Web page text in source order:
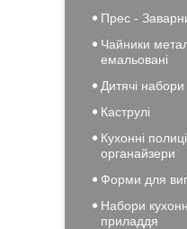
Прес -
Чайники
емальовані
Дитячі
Каструлі
Кухонні
органайзери
Форми для
Набори
приладдя